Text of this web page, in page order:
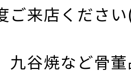
ご来店くださ
九谷焼など骨